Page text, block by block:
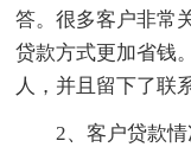
答。很多客户非常
贷款方式更加省钱
人，并且留下了联
2、客户贷款